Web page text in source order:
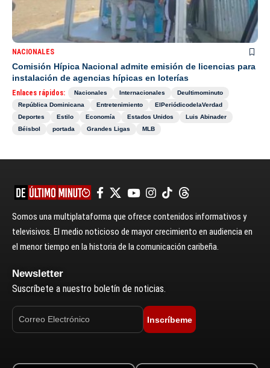
NACIONALES
Comisión Hípica Nacional admite emisión de licencias para
instalación de agencias hípicas en loterías
Enlaces rápidos: Nacionales Internacionales
Deultimominuto
República Dominicana
Entretenimiento
ElPeriódicodelaVerdad
Deportes
Estilo Economía Estados Unidos
Luis Abinader
Béisbol
portada Grandes Ligas MLB
Somos una multiplataforma que ofrece contenidos informativos y
televisivos. El medio noticioso de mayor crecimiento en audiencia en
el menor tiempo en la historia de la comunicación caribeña.
Newsletter
Suscríbete a nuestro boletín de noticias.
Inscríbeme